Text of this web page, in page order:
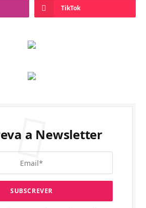
TikTok
a Newsletter